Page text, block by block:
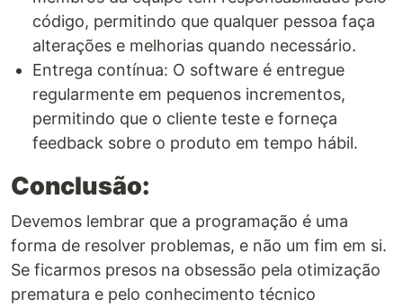
código, permitindo que qualquer pessoa faça
alterações e melhorias quando necessário.
Entrega contínua: O software é entregue
regularmente em pequenos incrementos,
permitindo que o cliente teste e forneça
feedback sobre o produto em tempo hábil.
Conclusão:
Devemos lembrar que a programação é uma
forma de resolver problemas, e não um fim em si.
Se ficarmos presos na obsessão pela otimização
prematura e pelo conhecimento técnico